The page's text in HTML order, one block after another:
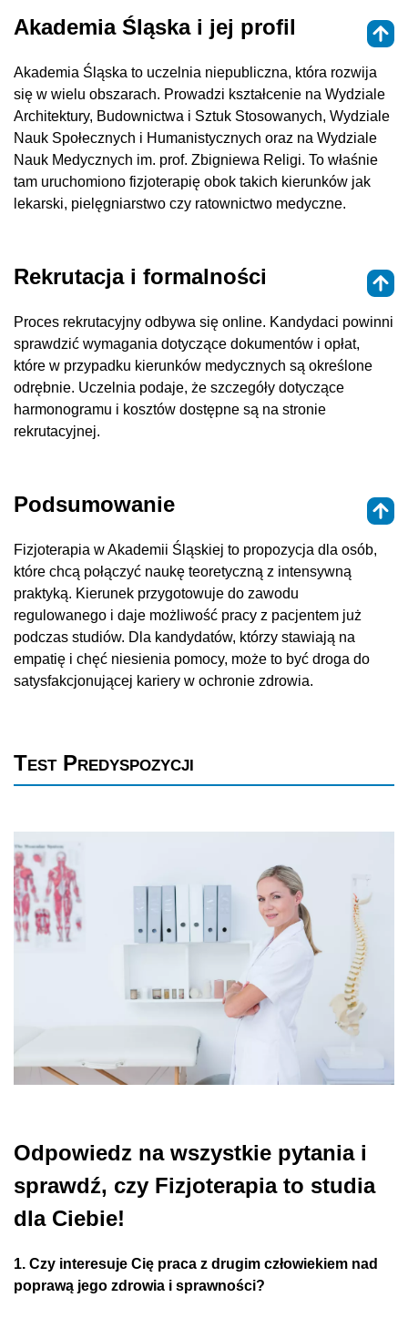
Akademia Śląska i jej profil
Akademia Śląska to uczelnia niepubliczna, która rozwija
się w wielu obszarach. Prowadzi kształcenie na Wydziale
Architektury, Budownictwa i Sztuk Stosowanych, Wydziale
Nauk Społecznych i Humanistycznych oraz na Wydziale
Nauk Medycznych im. prof. Zbigniewa Religi. To właśnie
tam uruchomiono fizjoterapię obok takich kierunków jak
lekarski, pielęgniarstwo czy ratownictwo medyczne.
Rekrutacja i formalności
Proces rekrutacyjny odbywa się online. Kandydaci powinni
sprawdzić wymagania dotyczące dokumentów i opłat,
które w przypadku kierunków medycznych są określone
odrębnie. Uczelnia podaje, że szczegóły dotyczące
harmonogramu i kosztów dostępne są na stronie
rekrutacyjnej.
Podsumowanie
Fizjoterapia w Akademii Śląskiej to propozycja dla osób,
które chcą połączyć naukę teoretyczną z intensywną
praktyką. Kierunek przygotowuje do zawodu
regulowanego i daje możliwość pracy z pacjentem już
podczas studiów. Dla kandydatów, którzy stawiają na
empatię i chęć niesienia pomocy, może to być droga do
satysfakcjonującej kariery w ochronie zdrowia.
Test Predyspozycji
Odpowiedz na wszystkie pytania i
sprawdź, czy Fizjoterapia to studia
dla Ciebie!
1. Czy interesuje Cię praca z drugim człowiekiem nad
poprawą jego zdrowia i sprawności?